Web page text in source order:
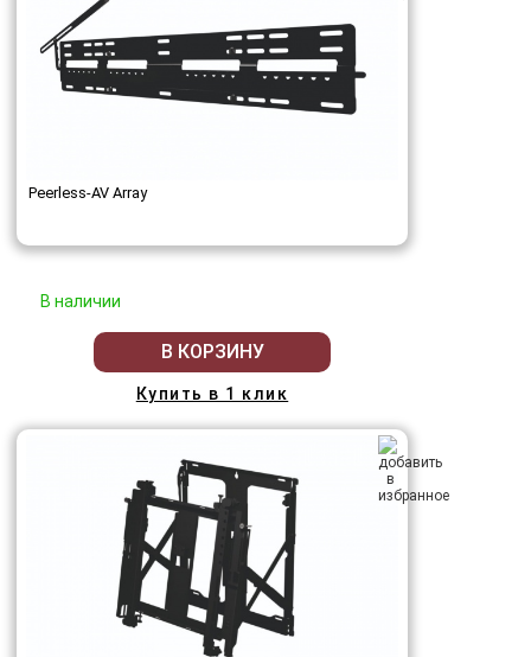
Peerless-AV Array
В наличии
В КОРЗИНУ
Купить в 1 клик